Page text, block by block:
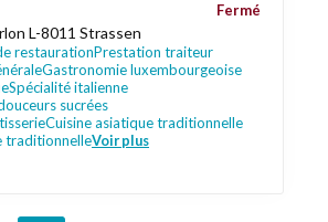
L-8011 Strassen
restaurationPrestation traiteur
Gastronomie luxembourgeoise
Spécialité italienne
sucrées
Cuisine asiatique traditionnelle
traditionnelleVoir plus
Fermé